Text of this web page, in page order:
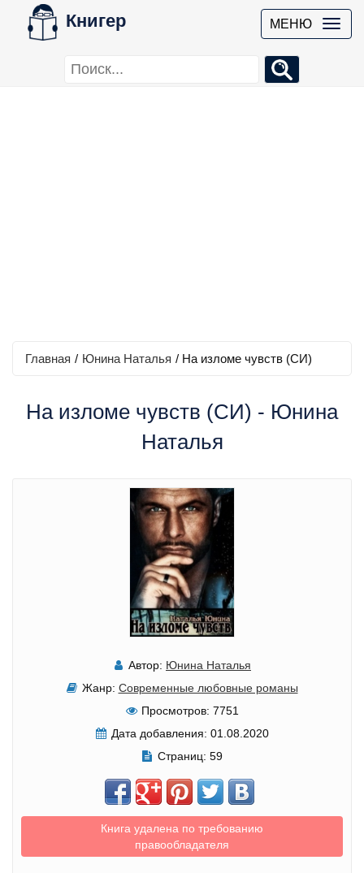
Книгер МЕНЮ
Главная / Юнина Наталья / На изломе чувств (СИ)
На изломе чувств (СИ) - Юнина
Наталья
Автор: Юнина Наталья
Жанр: Современные любовные романы
Просмотров: 7751
Дата добавления: 01.08.2020
Страниц: 59
Книга удалена по требованию
правообладателя